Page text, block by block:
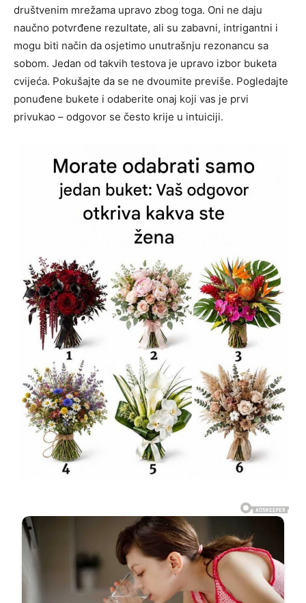
društvenim mrežama upravo zbog toga. Oni ne daju
naučno potvrđene rezultate, ali su zabavni, intrigantni i
mogu biti način da osjetimo unutrašnju rezonancu sa
sobom. Jedan od takvih testova je upravo izbor buketa
cvijeća. Pokušajte da se ne dvoumite previše. Pogledajte
ponuđene bukete i odaberite onaj koji vas je prvi
privukao – odgovor se često krije u intuiciji.